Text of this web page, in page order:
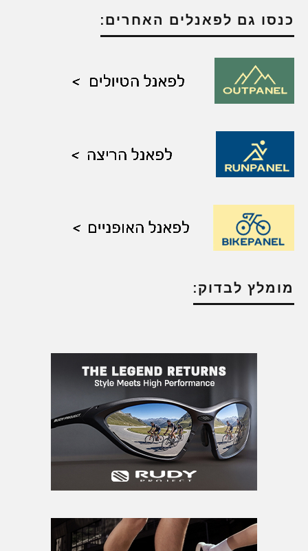
כנסו גם לפאנלים האחרים:
מומלץ לבדוק: